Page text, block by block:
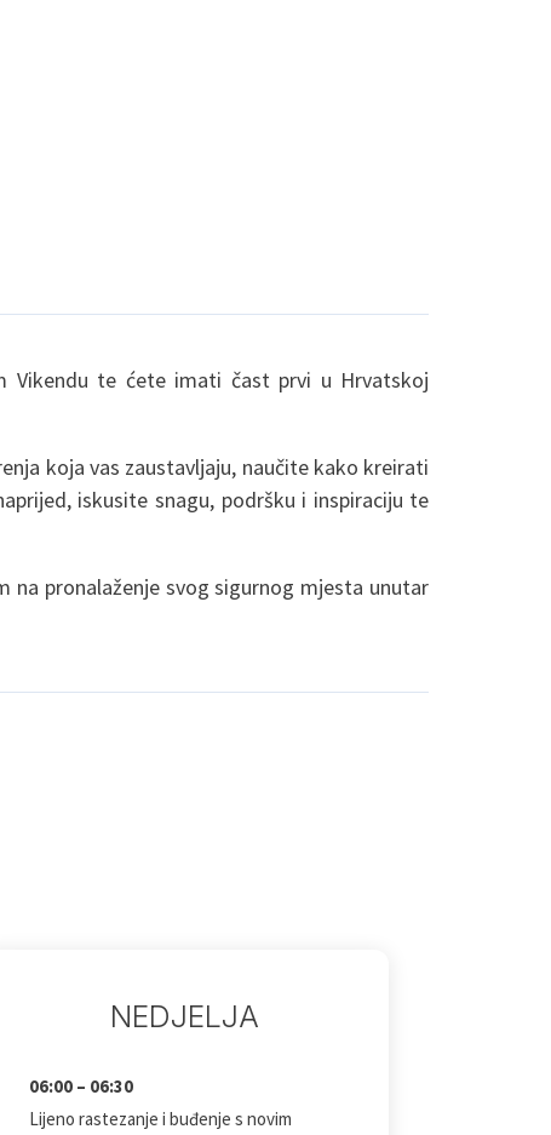
Vikendu te ćete imati čast prvi u Hrvatskoj
koja vas zaustavljaju, naučite kako kreirati
iskusite snagu, podršku i inspiraciju te
pronalaženje svog sigurnog mjesta unutar
NEDJELJA
06:00 – 06:30
Lijeno rastezanje i buđenje s novim